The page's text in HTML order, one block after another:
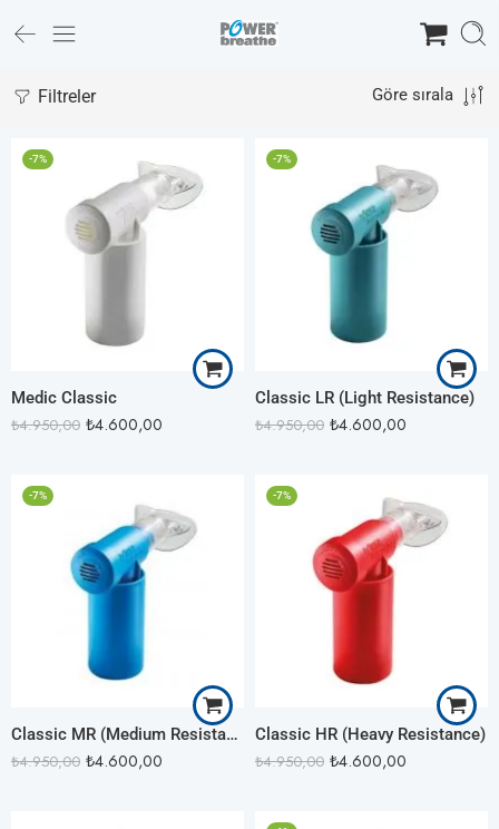
Filtreler Göre sırala
-7%
Medic Classic
₺4.950,00 ₺4.600,00
-7%
Classic LR (Light Resistance)
₺4.950,00 ₺4.600,00
-7%
Classic MR (Medium Resistance)
₺4.950,00 ₺4.600,00
-7%
Classic HR (Heavy Resistance)
₺4.950,00 ₺4.600,00